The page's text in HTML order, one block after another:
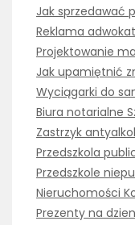
Jak sprzedawać
Reklama
Projektowanie
Jak upamiętnić
Wyciągarki do
Biura notarialne
Zastrzyk
Przedszkola
Przedszkole
Nieruchomości
Prezenty na